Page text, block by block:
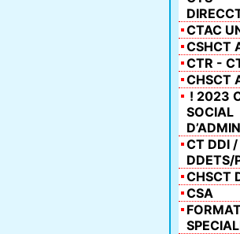
CTAC
CSHCT
CTR -
CHSCT
! 2023
SOCIAL
CT DDI
DDETS/
CHSCT
CSA